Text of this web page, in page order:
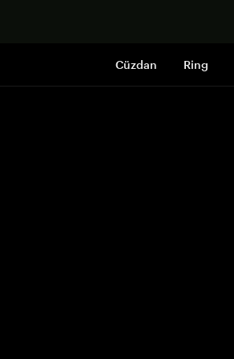
Cüzdan Ring